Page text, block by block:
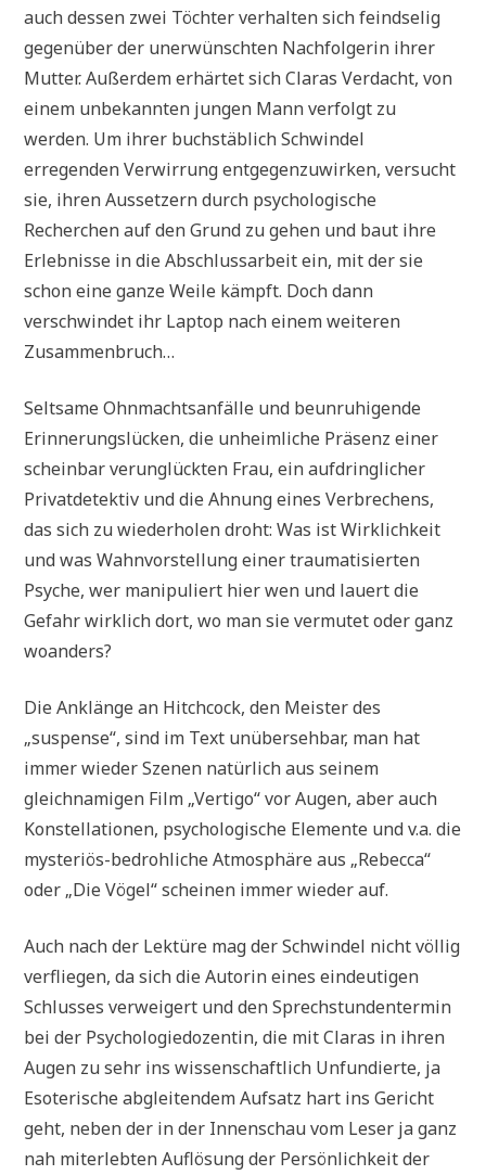
auch dessen zwei Töchter verhalten sich feindselig
gegenüber der unerwünschten Nachfolgerin ihrer
Mutter. Außerdem erhärtet sich Claras Verdacht, von
einem unbekannten jungen Mann verfolgt zu
werden. Um ihrer buchstäblich Schwindel
erregenden Verwirrung entgegenzuwirken, versucht
sie, ihren Aussetzern durch psychologische
Recherchen auf den Grund zu gehen und baut ihre
Erlebnisse in die Abschlussarbeit ein, mit der sie
schon eine ganze Weile kämpft. Doch dann
verschwindet ihr Laptop nach einem weiteren
Zusammenbruch…
Seltsame Ohnmachtsanfälle und beunruhigende
Erinnerungslücken, die unheimliche Präsenz einer
scheinbar verunglückten Frau, ein aufdringlicher
Privatdetektiv und die Ahnung eines Verbrechens,
das sich zu wiederholen droht: Was ist Wirklichkeit
und was Wahnvorstellung einer traumatisierten
Psyche, wer manipuliert hier wen und lauert die
Gefahr wirklich dort, wo man sie vermutet oder ganz
woanders?
Die Anklänge an Hitchcock, den Meister des
„suspense“, sind im Text unübersehbar, man hat
immer wieder Szenen natürlich aus seinem
gleichnamigen Film „Vertigo“ vor Augen, aber auch
Konstellationen, psychologische Elemente und v.a. die
mysteriös-bedrohliche Atmosphäre aus „Rebecca“
oder „Die Vögel“ scheinen immer wieder auf.
Auch nach der Lektüre mag der Schwindel nicht völlig
verfliegen, da sich die Autorin eines eindeutigen
Schlusses verweigert und den Sprechstundentermin
bei der Psychologiedozentin, die mit Claras in ihren
Augen zu sehr ins wissenschaftlich Unfundierte, ja
Esoterische abgleitendem Aufsatz hart ins Gericht
geht, neben der in der Innenschau vom Leser ja ganz
nah miterlebten Auflösung der Persönlichkeit der